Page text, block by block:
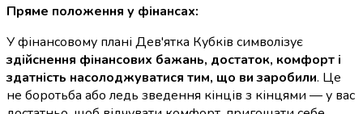
Пряме положення у фінансах:
У фінансовому плані Дев'ятка Кубків символізує
здійснення фінансових бажань, достаток, комфорт і
здатність насолоджуватися тим, що ви заробили. Це
не боротьба або ледь зведення кінців з кінцями — у вас